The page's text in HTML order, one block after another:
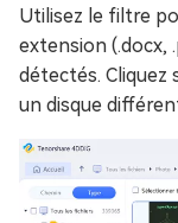
Utilisez le filtre
extension (.docx,
détectés. Cliquez
un disque